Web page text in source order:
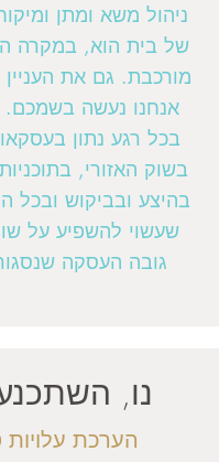
ניהול משא ומתן
של בית הוא, במקרה
מורכבת. גם את
אנחנו נעשה בשמכם.
בכל רגע נתון
בשוק האזורי,
בהיצע ובביקוש ובכל
שעשוי להשפיע על
גובה העסקה
נו,
הערכת עלויות